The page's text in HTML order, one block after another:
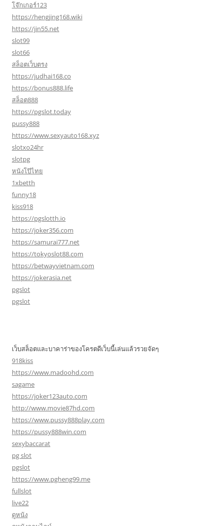
โจ๊กเกอร์123
https://hengjing168.wiki
https://jin55.net
slot99
slot66
สล็อตเว็บตรง
https://judhai168.co
https://bonus888.life
สล็อต888
https://pgslot.today
pussy888
https://www.sexyauto168.xyz
slotxo24hr
slotpg
หนังโป๊ไทย
1xbetth
funny18
kiss918
https://pgslotth.io
https://joker356.com
https://samurai777.net
https://tokyoslot88.com
https://betwayvietnam.com
https://jokerasia.net
pgslot
pgslot
เว็บสล็อตและบาคาร่าของโครตดีเว็บนี้เล่นแล้วรวยจัดๆ
918kiss
https://www.madoohd.com
sagame
https://joker123auto.com
http://www.movie87hd.com
https://www.pussy888play.com
https://pussy888win.com
sexybaccarat
pg slot
pgslot
https://www.pgheng99.me
fullslot
live22
ดูหนัง